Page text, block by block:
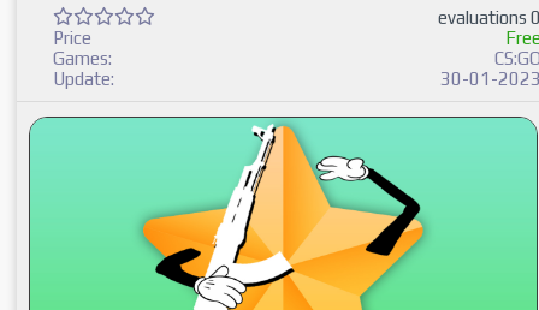
evaluations
Price
Games:
Update:
30-01-